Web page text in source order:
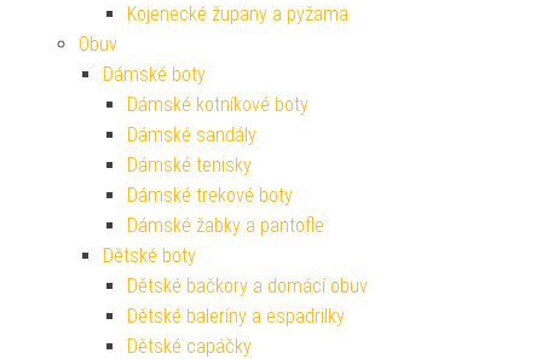
Kojenecké župany a pyžama
Obuv
Dámské boty
Dámské kotníkové boty
Dámské sandály
Dámské tenisky
Dámské trekové boty
Dámské žabky a pantofle
Dětské boty
Dětské bačkory a domácí obuv
Dětské baleríny a espadrilky
Dětské capáčky